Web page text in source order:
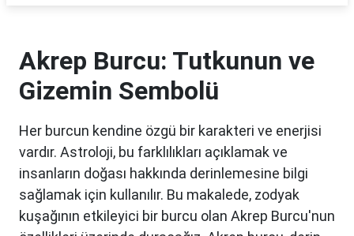
Akrep Burcu: Tutkunun ve
Gizemin Sembolü
Her burcun kendine özgü bir karakteri ve enerjisi
vardır. Astroloji, bu farklılıkları açıklamak ve
insanların doğası hakkında derinlemesine bilgi
sağlamak için kullanılır. Bu makalede, zodyak
kuşağının etkileyici bir burcu olan Akrep Burcu'nun